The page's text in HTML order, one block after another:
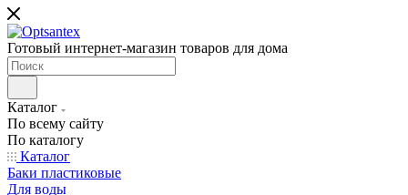
Готовый интернет-магазин товаров для дома
Каталог
По всему сайту
По каталогу
Каталог
Баки пластиковые
Для воды